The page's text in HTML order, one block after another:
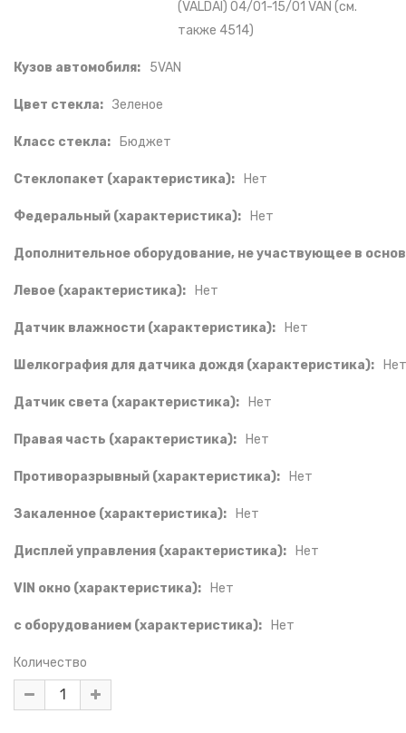
(VALDAI) 04/01-15/01 VAN (см.
также 4514)
Кузов автомобиля: 5VAN
Цвет стекла: Зеленое
Класс стекла: Бюджет
Стеклопакет (характеристика): Нет
Федеральный (характеристика): Нет
Дополнительное оборудование, не участвующее в
Левое (характеристика): Нет
Датчик влажности (характеристика): Нет
Шелкография для датчика дождя (характеристика): Нет
Датчик света (характеристика): Нет
Правая часть (характеристика): Нет
Противоразрывный (характеристика): Нет
Закаленное (характеристика): Нет
Дисплей управления (характеристика): Нет
VIN окно (характеристика): Нет
с оборудованием (характеристика): Нет
Количество